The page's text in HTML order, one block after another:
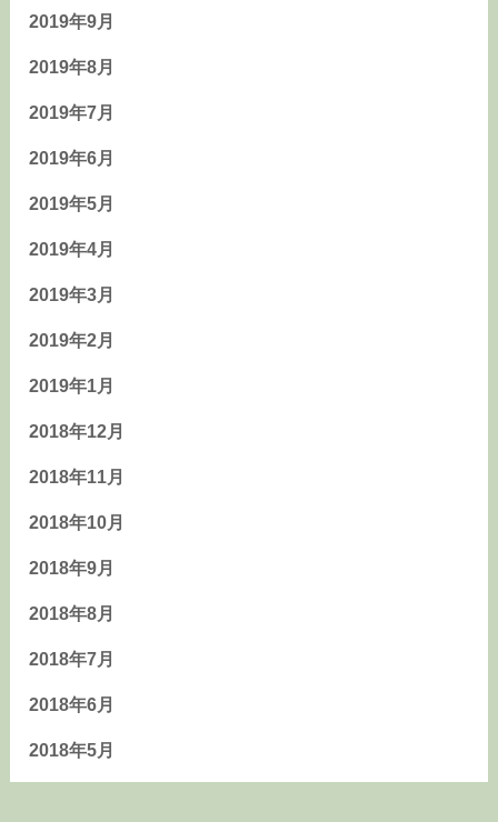
2019年9月
2019年8月
2019年7月
2019年6月
2019年5月
2019年4月
2019年3月
2019年2月
2019年1月
2018年12月
2018年11月
2018年10月
2018年9月
2018年8月
2018年7月
2018年6月
2018年5月